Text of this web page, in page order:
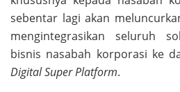
sebentar lagi akan
mengintegrasikan seluruh
bisnis nasabah korporasi ke
Digital Super Platform.